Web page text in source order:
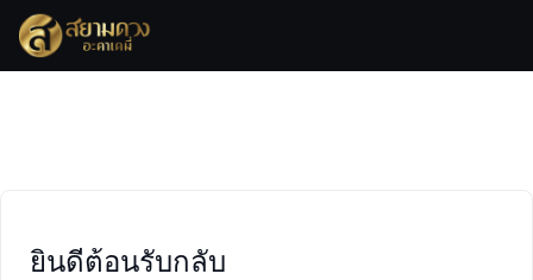
Skip
content
ยินดีต้อนรับกลับ